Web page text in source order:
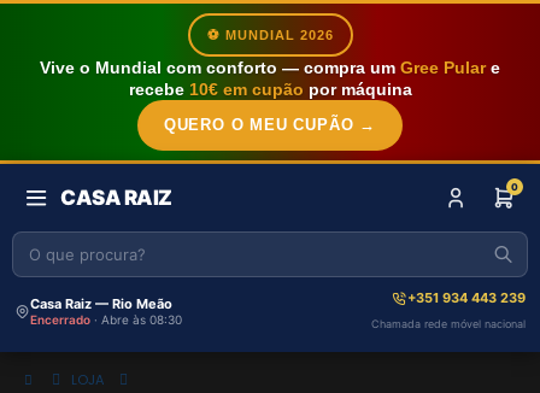
⚽ MUNDIAL 2026
Vive o Mundial com conforto — compra um Gree Pulare
recebe 10€ em cupão por máquina
QUERO O MEU CUPÃO →
CASA RAIZ 0
Casa Raiz — Rio Meão
Encerrado · Abre às 08:30
+351 934 443 239
Chamada rede móvel nacional
LOJA